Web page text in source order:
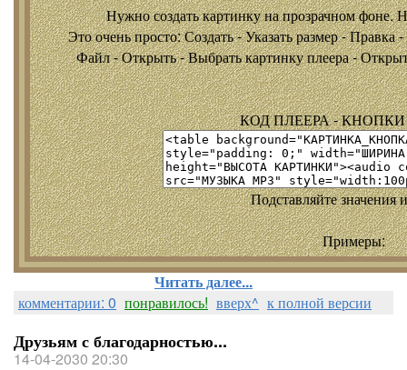
Нужно создать картинку на прозрачном фоне.
Это очень просто: Создать - Указать размер -
Файл - Открыть - Выбрать картинку плеера -
КОД ПЛЕЕРА - КНОПКИ
Подставляйте значения
Примеры:
Читать далее...
комментарии: 0 понравилось! вверх^ к полной версии
Друзьям с благодарностью...
14-04-2030 20:30